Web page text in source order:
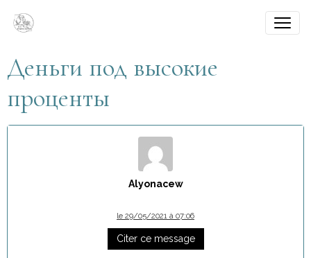
Деньги под высокие
проценты
Alyonacew
le 29/05/2021 à 07:06
Citer ce message